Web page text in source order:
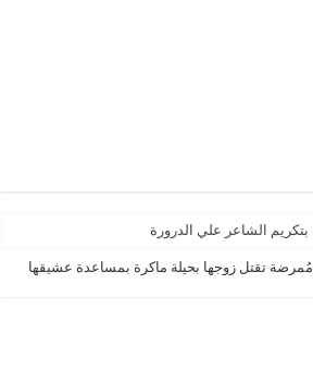
مُمرضة تقتل زوجها بحيلة ماكرة بمساعدة عشيقها